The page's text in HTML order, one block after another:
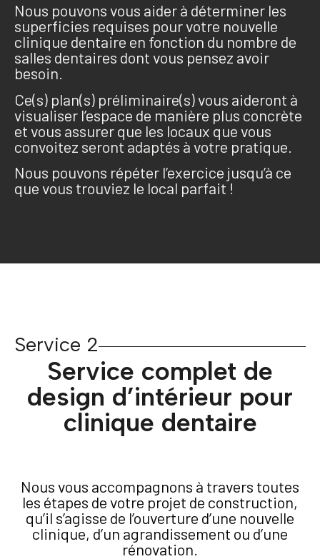
Nous pouvons vous aider à déterminer les
superficies requises pour votre nouvelle
clinique dentaire en fonction du nombre de
salles dentaires dont vous pensez avoir
besoin.
Ce(s) plan(s) préliminaire(s) vous aideront à
visualiser l’espace de manière plus concrète
et vous assurer que les locaux que vous
convoitez seront adaptés à votre pratique.
Nous pouvons répéter l’exercice jusqu’à ce
que vous trouviez le local parfait !
Service 2
Service complet de
design d’intérieur pour
clinique dentaire
Nous vous accompagnons à travers toutes
les étapes de votre projet de construction,
qu’il s’agisse de l’ouverture d’une nouvelle
clinique, d’un agrandissement ou d’une
rénovation.